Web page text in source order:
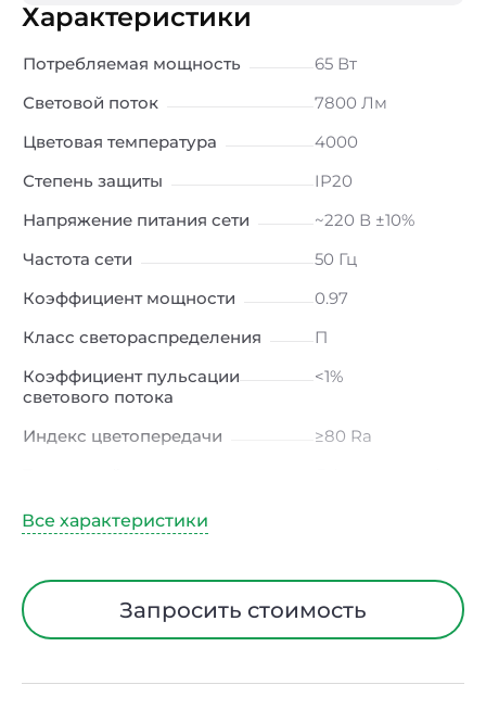
Характеристики
Потребляемая мощность
65 Вт
Световой поток
7800 Лм
Цветовая температура
4000
Степень защиты
IP20
Напряжение питания сети
~220 В ±10%
Частота сети
50 Гц
Коэффициент мощности
0.97
Класс светораспределения
П
Коэффициент пульсации
светового потока
<1%
Индекс цветопередачи
≥80 Ra
Угол рассеивания
Диапазон рабочих
температурЗапросить стоимость